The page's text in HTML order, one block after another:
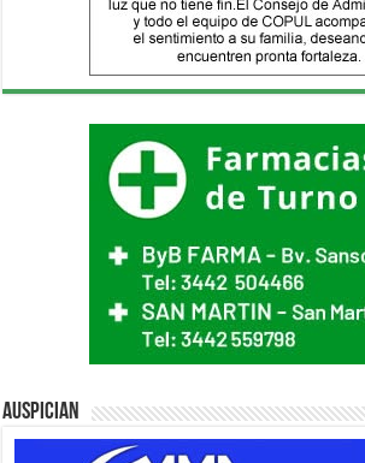
Auspician